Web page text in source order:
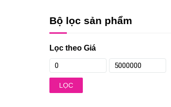
Bộ lọc sản phẩm
Lọc theo Giá
LỌC